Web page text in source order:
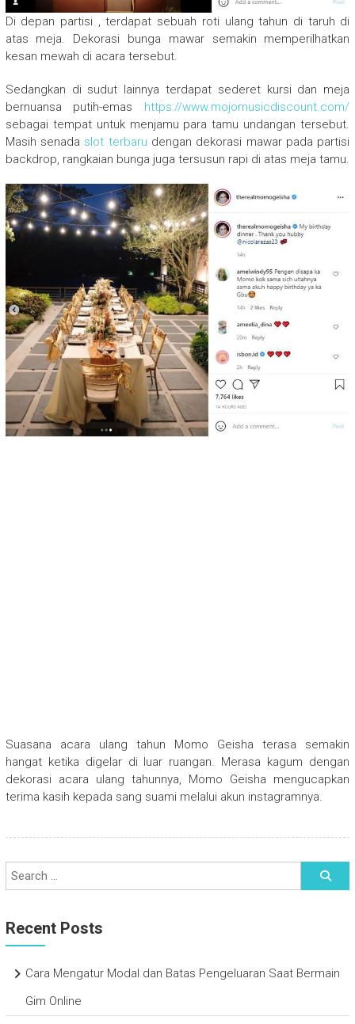
Di depan partisi , terdapat sebuah roti ulang tahun di taruh di
atas meja. Dekorasi bunga mawar semakin memperilhatkan
kesan mewah di acara tersebut.
Sedangkan di sudut lainnya terdapat sederet kursi dan meja
bernuansa putih-emas https://www.mojomusicdiscount.com/
sebagai tempat untuk menjamu para tamu undangan tersebut.
Masih senada slot terbaru dengan dekorasi mawar pada partisi
backdrop, rangkaian bunga juga tersusun rapi di atas meja tamu.
Suasana acara ulang tahun Momo Geisha terasa semakin
hangat ketika digelar di luar ruangan. Merasa kagum dengan
dekorasi acara ulang tahunnya, Momo Geisha mengucapkan
terima kasih kepada sang suami melalui akun instagramnya.
Recent Posts
Cara Mengatur Modal dan Batas Pengeluaran Saat Bermain
Gim Online